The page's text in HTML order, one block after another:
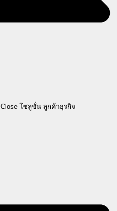
Close โซลูชั่น ลูกค้าธุรกิจ